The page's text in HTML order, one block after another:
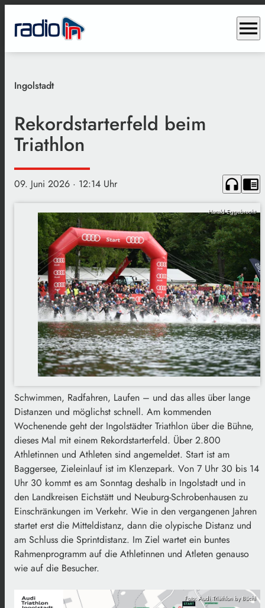
menu
Ingolstadt
Rekordstarterfeld beim
Triathlon
09. Juni 2026 · 12:14 Uhr headphones chrome_reader_mode
Harald Eggebrecht
Schwimmen, Radfahren, Laufen – und das alles über lange
Distanzen und möglichst schnell. Am kommenden
Wochenende geht der Ingolstädter Triathlon über die Bühne,
dieses Mal mit einem Rekordstarterfeld. Über 2.800
Athletinnen und Athleten sind angemeldet. Start ist am
Baggersee, Zieleinlauf ist im Klenzepark. Von 7 Uhr 30 bis 14
Uhr 30 kommt es am Sonntag deshalb in Ingolstadt und in
den Landkreisen Eichstätt und Neuburg-Schrobenhausen zu
Einschränkungen im Verkehr. Wie in den vergangenen Jahren
startet erst die Mitteldistanz, dann die olypische Distanz und
am Schluss die Sprintdistanz. Im Ziel wartet ein buntes
Rahmenprogramm auf die Athletinnen und Atleten genauso
wie auf die Besucher.
Foto: Audi Triathlon by Büchl